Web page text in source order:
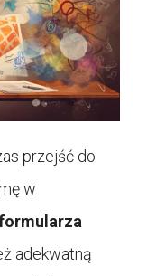
przejść do
w
adekwatną